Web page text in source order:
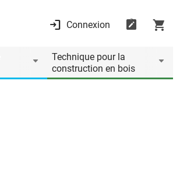
Connexion
Technique pour la
construction en bois